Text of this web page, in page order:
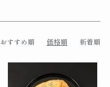
おすすめ順 価格順 新着順